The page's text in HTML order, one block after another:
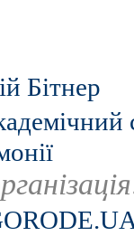
Бітнер